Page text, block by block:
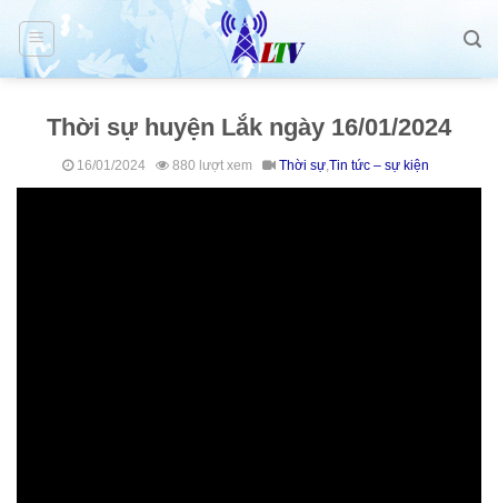
Skip
content
Thời sự huyện Lắk ngày 16/01/2024
16/01/2024 880 lượt xem Thời sự,Tin tức – sự kiện